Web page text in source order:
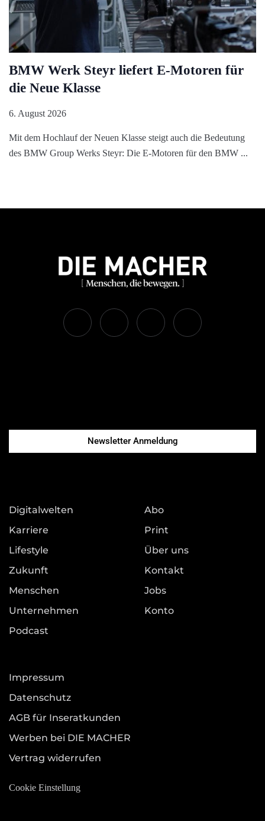
BMW Werk Steyr liefert E-Motoren für
die Neue Klasse
6. August 2026
Mit dem Hochlauf der Neuen Klasse steigt auch die Bedeutung
des BMW Group Werks Steyr: Die E-Motoren für den BMW
Newsletter Anmeldung
Digitalwelten
Karriere
Lifestyle
Zukunft
Menschen
Unternehmen
Podcast
Abo
Print
Über uns
Kontakt
Jobs
Konto
Impressum
Datenschutz
AGB für Inseratkunden
Werben bei DIE MACHER
Vertrag widerrufen
Cookie Einstellung